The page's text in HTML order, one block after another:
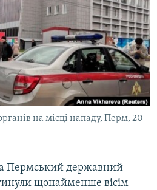
на місці нападу, Перм, 20
Пермський державний
щонайменше вісім